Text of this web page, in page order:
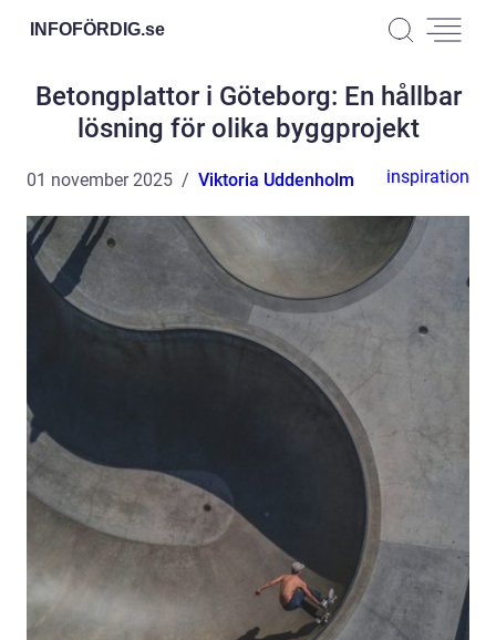
INFOFÖRDIG.se
Betongplattor i Göteborg: En hållbar
lösning för olika byggprojekt
01 november 2025 Viktoria Uddenholm inspiration